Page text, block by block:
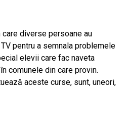
diverse persoane au
pentru a semnala problemele
elevii care fac naveta
comunele din care provin.
aceste curse, sunt, uneori,